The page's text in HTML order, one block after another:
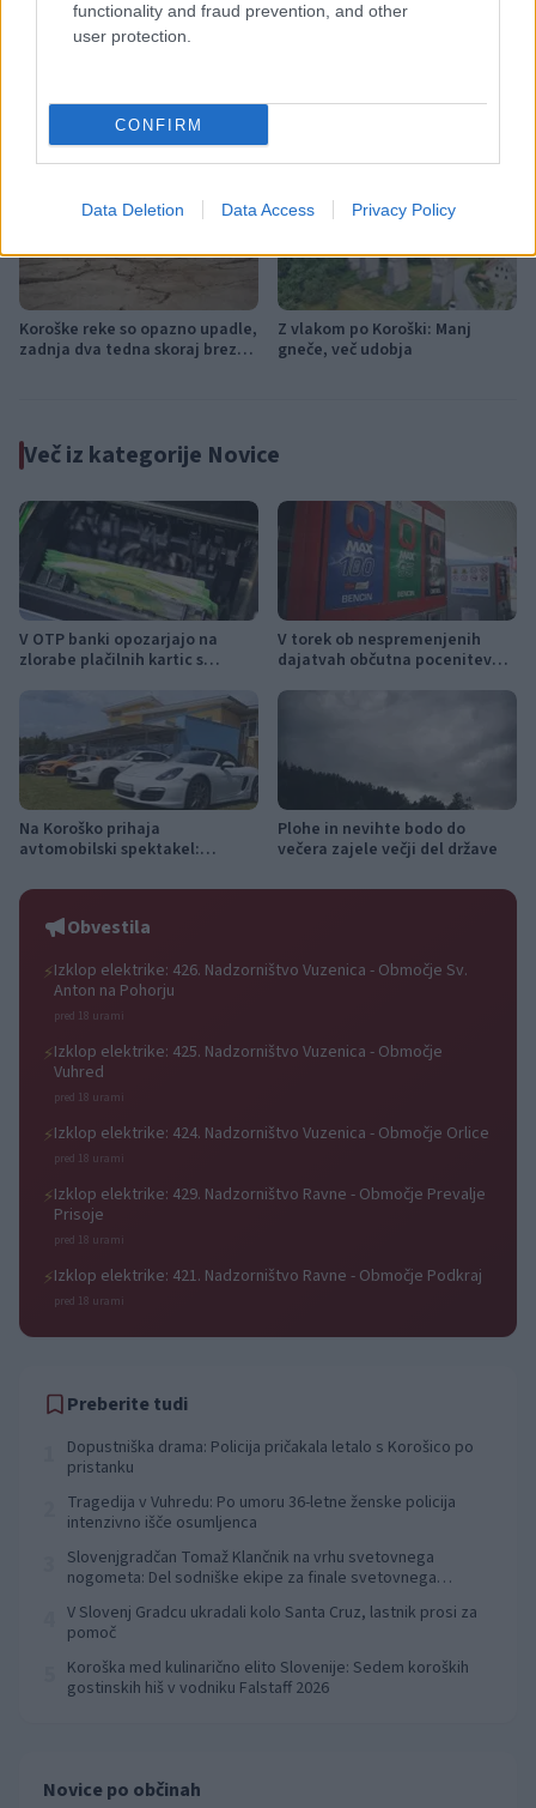
functionality and fraud prevention, and other
user protection.
CONFIRM
Data Deletion Data Access Privacy Policy
Freestyle navdušuje s poletno
prilagojenimi cenami koles
izbrati material, polnilo in
Koroške reke so opazno upadle,
zadnja dva tedna skoraj brez
Z vlakom po Koroški: Manj
gneče, več udobja
Več iz kategorije Novice
V OTP banki opozarjajo na
zlorabe plačilnih kartic s
V torek ob nespremenjenih
dajatvah občutna pocenitev
Na Koroško prihaja
avtomobilski spektakel:
progah in atraktivni Car Meet
Plohe in nevihte bodo do
večera zajele večji del države
Obvestila
⚡Izklop elektrike: 426. Nadzorništvo Vuzenica - Območje Sv.
Anton na Pohorju
pred 18 urami
⚡Izklop elektrike: 425. Nadzorništvo Vuzenica - Območje
Vuhred
pred 18 urami
⚡Izklop elektrike: 424. Nadzorništvo Vuzenica - Območje Orlice
pred 18 urami
⚡Izklop elektrike: 429. Nadzorništvo Ravne - Območje Prevalje
Prisoje
pred 18 urami
⚡Izklop elektrike: 421. Nadzorništvo Ravne - Območje Podkraj
pred 18 urami
Preberite tudi
Dopustniška drama: Policija pričakala letalo s Korošico po
pristanku
Tragedija v Vuhredu: Po umoru 36-letne ženske policija
intenzivno išče osumljenca
Slovenjgradčan Tomaž Klančnik na vrhu svetovnega
nogometa: Del sodniške ekipe za finale svetovnega
V Slovenj Gradcu ukradali kolo Santa Cruz, lastnik prosi za
pomoč
Koroška med kulinarično elito Slovenije: Sedem koroških
gostinskih hiš v vodniku Falstaff 2026
Novice po občinah